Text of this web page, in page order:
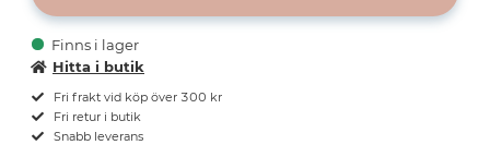
Finns i lager
Hitta i butik
Fri frakt vid köp över 300 kr
Fri retur i butik
Snabb leverans